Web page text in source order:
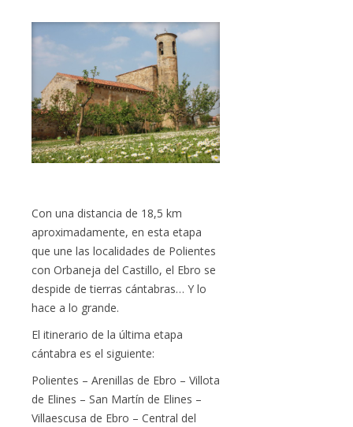
Con una distancia de 18,5 km
aproximadamente, en esta etapa
que une las localidades de Polientes
con Orbaneja del Castillo, el Ebro se
despide de tierras cántabras… Y lo
hace a lo grande.
El itinerario de la última etapa
cántabra es el siguiente:
Polientes – Arenillas de Ebro – Villota
de Elines – San Martín de Elines –
Villaescusa de Ebro – Central del